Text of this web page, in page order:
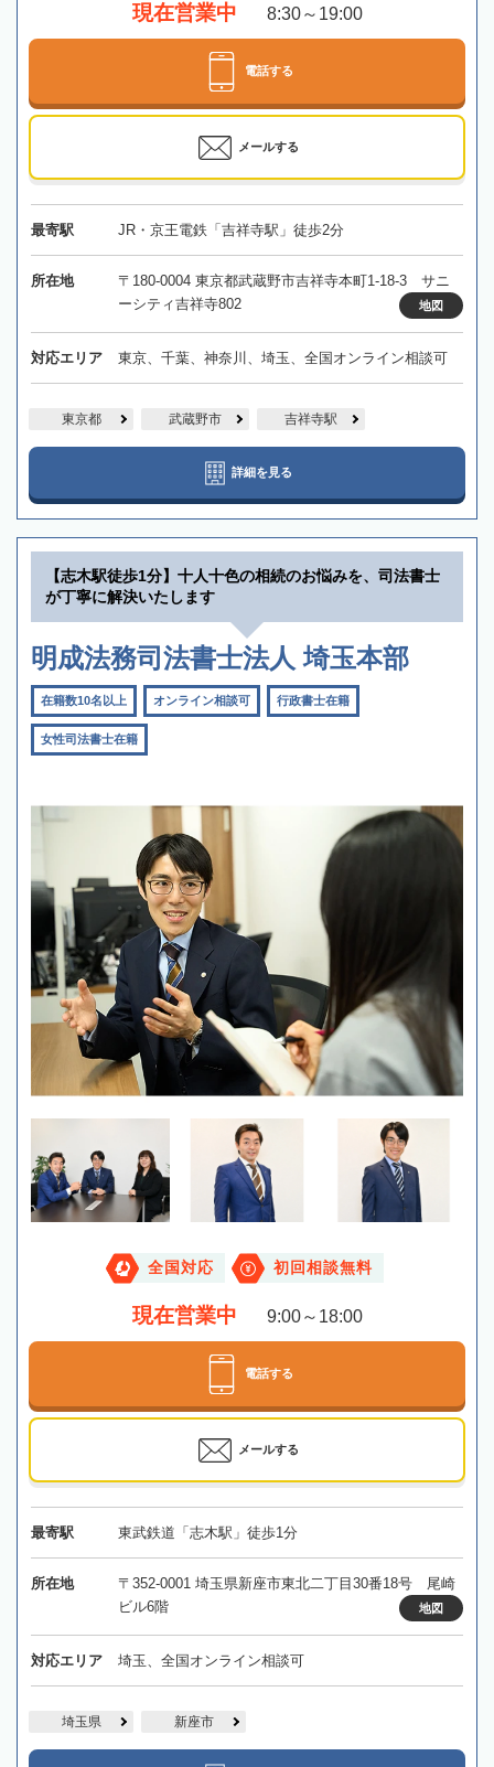
現在営業中 8:30～19:00
電話する
メールする
最寄駅 JR・京王電鉄「吉祥寺駅」徒歩2分
所在地
〒180-0004 東京都武蔵野市吉祥寺本町1-18-3 サニ
ーシティ吉祥寺802
地図
対応エリア 東京、千葉、神奈川、埼玉、全国オンライン相談可
東京都 武蔵野市 吉祥寺駅
詳細を見る
【志木駅徒歩1分】十人十色の相続のお悩みを、司法書士
が丁寧に解決いたします
明成法務司法書士法人 埼玉本部
在籍数10名以上 オンライン相談可 行政書士在籍
女性司法書士在籍
全国対応 初回相談無料
現在営業中 9:00～18:00
電話する
メールする
最寄駅 東武鉄道「志木駅」徒歩1分
所在地
〒352-0001 埼玉県新座市東北二丁目30番18号 尾崎
ビル6階
地図
対応エリア 埼玉、全国オンライン相談可
埼玉県 新座市